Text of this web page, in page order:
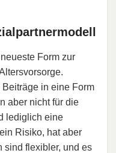
Form zur
in eine Form
aber nicht für die
lediglich eine
Risiko, hat aber
sind flexibler, und es